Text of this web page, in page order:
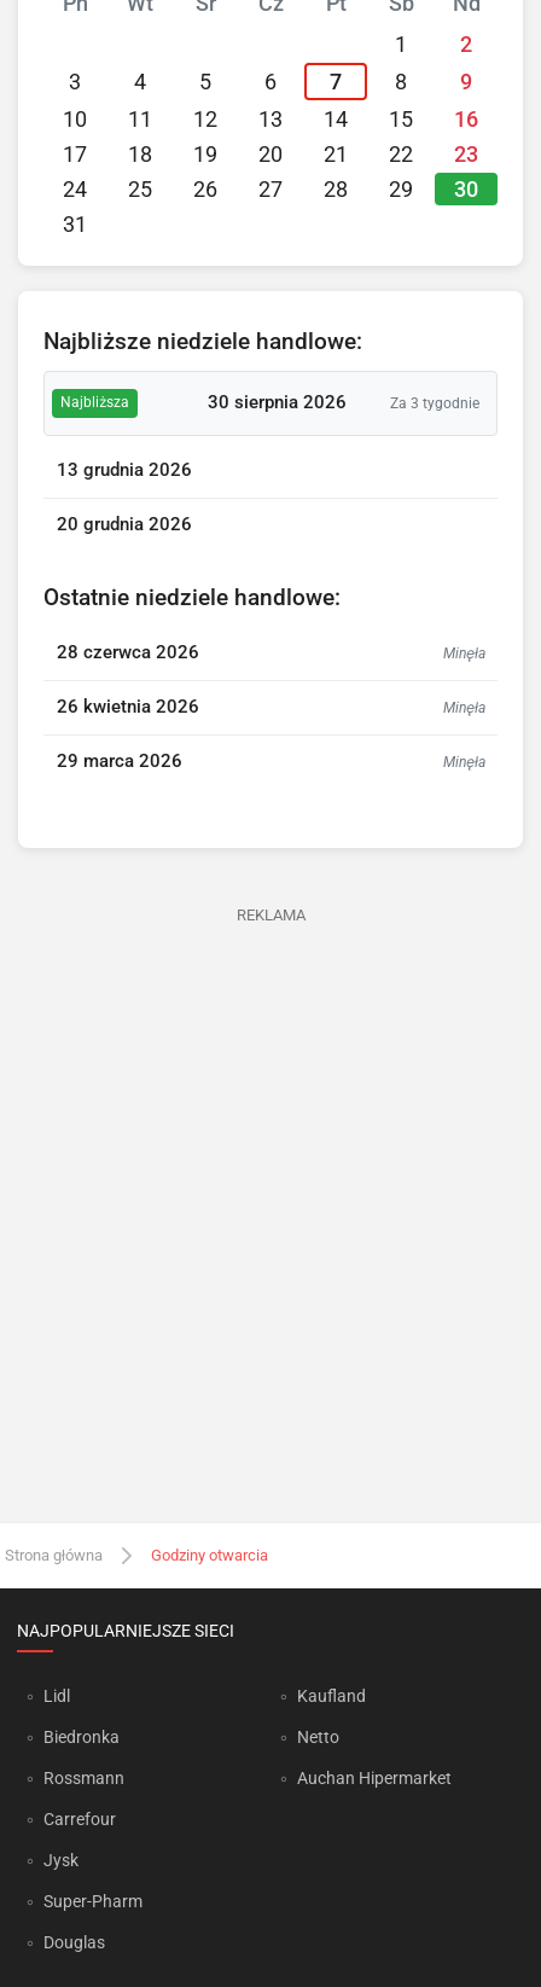
1
2
3
4 5 6 7 8
9
10
11 12 13 14 15
16
17
18 19 20 21 22
23
24
25 26 27 28 29 30
31
Najbliższe niedziele handlowe:
Najbliższa 30 sierpnia 2026 Za 3 tygodnie
13 grudnia 2026
20 grudnia 2026
Ostatnie niedziele handlowe:
28 czerwca 2026 Minęła
26 kwietnia 2026 Minęła
29 marca 2026 Minęła
REKLAMA
Strona główna Godziny otwarcia
NAJPOPULARNIEJSZE SIECI
Lidl
Biedronka
Rossmann
Carrefour
Jysk
Super-Pharm
Douglas
Kaufland
Netto
Auchan Hipermarket